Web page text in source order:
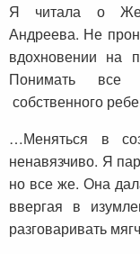
Я читала о
Андреева. Не
вдохновении на
Понимать все
собственного
…Меняться в
ненавязчиво. Я
но все же. Она
ввергая в
разговаривать